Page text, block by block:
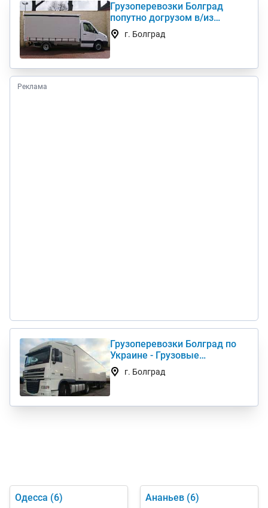
Грузоперевозки Болград
попутно догрузом в/из
Киев(а) по Украине (нал,б/н)
г. Болград
Реклама
Грузоперевозки Болград по
Украине - Грузовые
автоперевозки дешево
г. Болград
Одесса (6) Ананьев (6)